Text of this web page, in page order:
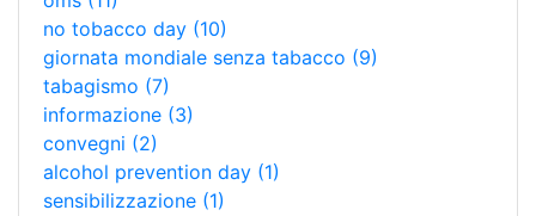
no tobacco day (10)
giornata mondiale senza tabacco (9)
tabagismo (7)
informazione (3)
convegni (2)
alcohol prevention day (1)
sensibilizzazione (1)